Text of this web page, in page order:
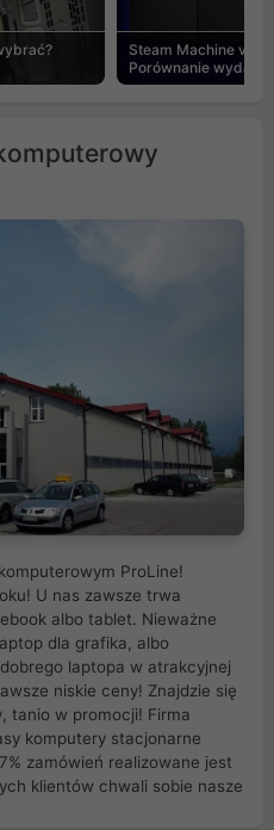
Steam Machine vs
Porównanie
ProLine!
U nas zawsze trwa
albo tablet. Nieważne
dla grafika, albo
laptopa w atrakcyjnej
niskie ceny! Znajdzie się
tanio w promocji! Firma
komputery stacjonarne
zamówień realizowane jest
klientów chwali sobie nasze